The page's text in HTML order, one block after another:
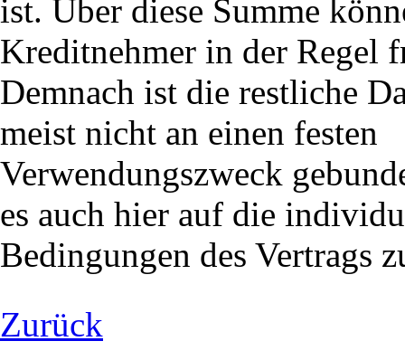
ist. Über diese Summe
Kreditnehmer in der Regel
Demnach ist die restliche
meist nicht an einen festen
Verwendungszweck
es auch hier auf die
Bedingungen des Vertrags
Zurück